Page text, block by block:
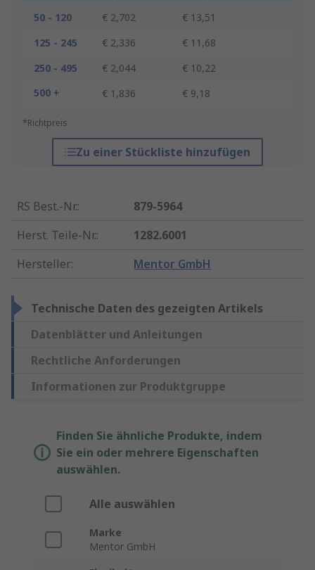
50 - 120
€ 2,702
€ 13,51
125 - 245
€ 2,336
€ 11,68
250 - 495
€ 2,044
€ 10,22
500 +
€ 1,836 € 9,18
*Richtpreis
Zu einer Stückliste hinzufügen
RS Best.-Nr.:
879-5964
Herst. Teile-Nr.:
1282.6001
Hersteller: Mentor GmbH
Technische Daten des gezeigten Artikels
Datenblätter und Anleitungen
Rechtliche Anforderungen
Informationen zur Produktgruppe
Finden Sie ähnliche Produkte, indem
Sie ein oder mehrere Eigenschaften
auswählen.
Alle auswählen
Marke
Mentor GmbH